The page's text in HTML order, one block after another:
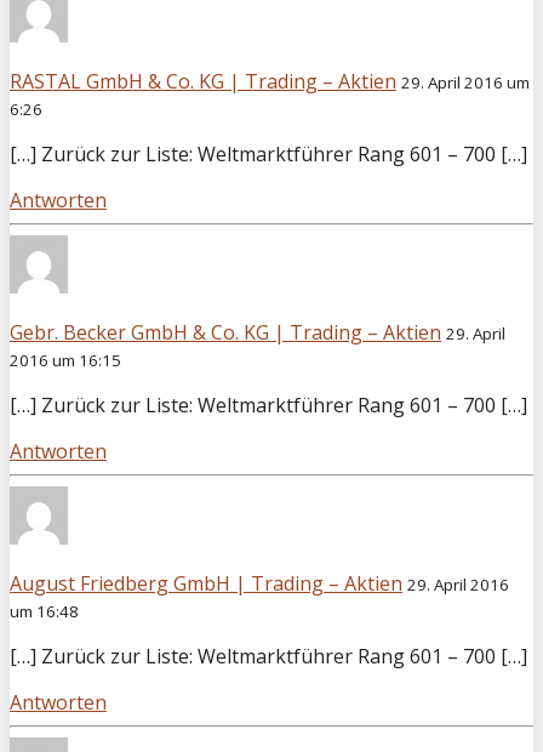
RASTAL GmbH & Co. KG | Trading – Aktien 29. April 2016 um
6:26
[…] Zurück zur Liste: Weltmarktführer Rang 601 – 700 […]
Antworten
Gebr. Becker GmbH & Co. KG | Trading – Aktien 29. April
2016 um 16:15
[…] Zurück zur Liste: Weltmarktführer Rang 601 – 700 […]
Antworten
August Friedberg GmbH | Trading – Aktien 29. April 2016
um 16:48
[…] Zurück zur Liste: Weltmarktführer Rang 601 – 700 […]
Antworten